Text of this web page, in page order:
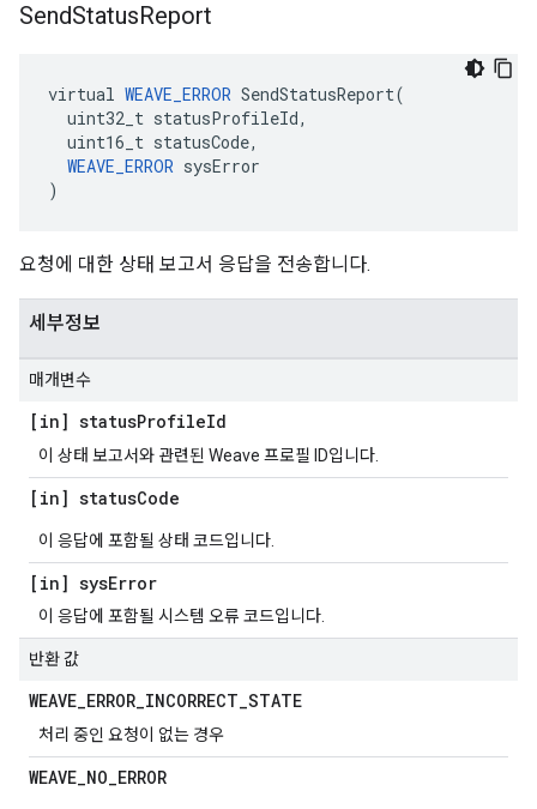
SendStatusReport
virtual WEAVE_ERROR SendStatusReport(
  uint32_t statusProfileId,
  uint16_t statusCode,
WEAVE_ERROR sysError
)
요청에 대한 상태 보고서 응답을 전송합니다.
세부정보
매개변수
[in] statusProfileId
이 상태 보고서와 관련된 Weave 프로필 ID입니다.
[in] statusCode
이 응답에 포함될 상태 코드입니다.
[in] sysError
이 응답에 포함될 시스템 오류 코드입니다.
반환 값
WEAVE_ERROR_INCORRECT_STATE
처리 중인 요청이 없는 경우
WEAVE_NO_ERROR